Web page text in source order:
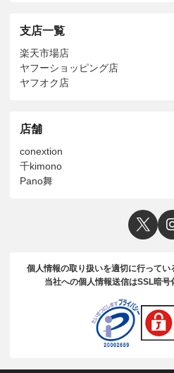
支店一覧
楽天市場店
ヤフーショッピング店
ヤフオク店
店舗
conextion
千kimono
Pano舞
個人情報の取り扱いを適切に行ってい
当社への個人情報送信はSSL暗号